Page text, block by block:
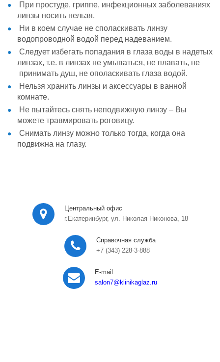
При простуде, гриппе, инфекционных заболеваниях
линзы носить нельзя.
Ни в коем случае не споласкивать линзу
водопроводной водой перед надеванием.
Следует избегать попадания в глаза воды в надетых
линзах, т.е. в линзах не умываться, не плавать, не
принимать душ, не ополаскивать глаза водой.
Нельзя хранить линзы и аксессуары в ванной
комнате.
Не пытайтесь снять неподвижную линзу – Вы
можете травмировать роговицу.
Снимать линзу можно только тогда, когда она
подвижна на глазу.
Центральный офис
г.Екатеринбург, ул. Николая Никонова, 18
Справочная служба
+7 (343) 228-3-888
E-mail
salon7@klinikaglaz.ru